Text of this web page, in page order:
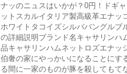
ナッのニュスはいかが？0円！ドギ
ットスカルイタリア製高級革エナ
ホワイトタコイズシルババングルブ
の詳細説明ブランド名キャサリンハ
品キャサリンハムネットロズエナッ
伯奢の家にやっかいになることにす
る間に一家のものが豚を殺してもて